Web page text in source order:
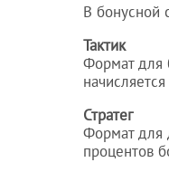
В бонусной
Тактик
Формат для
Стратег
Формат для
процентов